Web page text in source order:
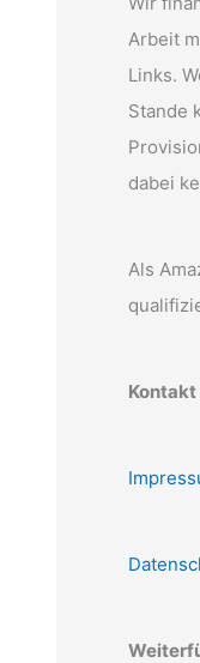
Arbeit
Links.
Stande
dabei
Als